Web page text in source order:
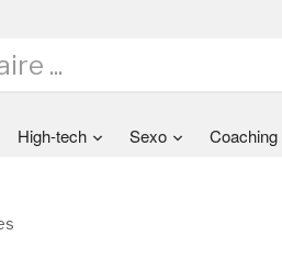
High-tech Sexo Coaching